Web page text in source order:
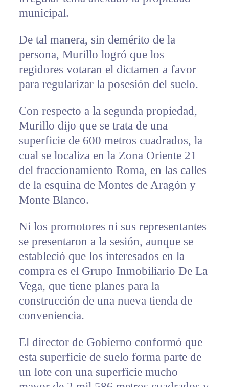
municipal.
De tal manera, sin demérito de la
persona, Murillo logró que los
regidores votaran el dictamen a favor
para regularizar la posesión del suelo.
Con respecto a la segunda propiedad,
Murillo dijo que se trata de una
superficie de 600 metros cuadrados, la
cual se localiza en la Zona Oriente 21
del fraccionamiento Roma, en las calles
de la esquina de Montes de Aragón y
Monte Blanco.
Ni los promotores ni sus representantes
se presentaron a la sesión, aunque se
estableció que los interesados en la
compra es el Grupo Inmobiliario De La
Vega, que tiene planes para la
construcción de una nueva tienda de
conveniencia.
El director de Gobierno conformó que
esta superficie de suelo forma parte de
un lote con una superficie mucho